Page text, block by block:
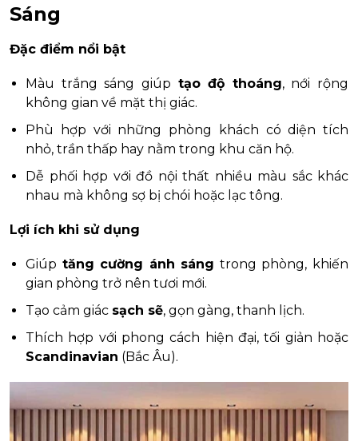
Sáng
Đặc điểm nổi bật
Màu trắng sáng giúp tạo độ thoáng, nới rộng
không gian về mặt thị giác.
Phù hợp với những phòng khách có diện tích
nhỏ, trần thấp hay nằm trong khu căn hộ.
Dễ phối hợp với đồ nội thất nhiều màu sắc khác
nhau mà không sợ bị chói hoặc lạc tông.
Lợi ích khi sử dụng
Giúp tăng cường ánh sáng trong phòng, khiến
gian phòng trở nên tươi mới.
Tạo cảm giác sạch sẽ, gọn gàng, thanh lịch.
Thích hợp với phong cách hiện đại, tối giản hoặc
Scandinavian (Bắc Âu).